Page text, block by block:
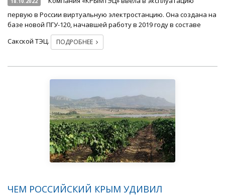
первую в России виртуальную электростанцию. Она создана на
базе новой ПГУ-120, начавшей работу в 2019 году в составе
Сакской ТЭЦ.
ПОДРОБНЕЕ
ЧЕМ РОССИЙСКИЙ КРЫМ УДИВИЛ